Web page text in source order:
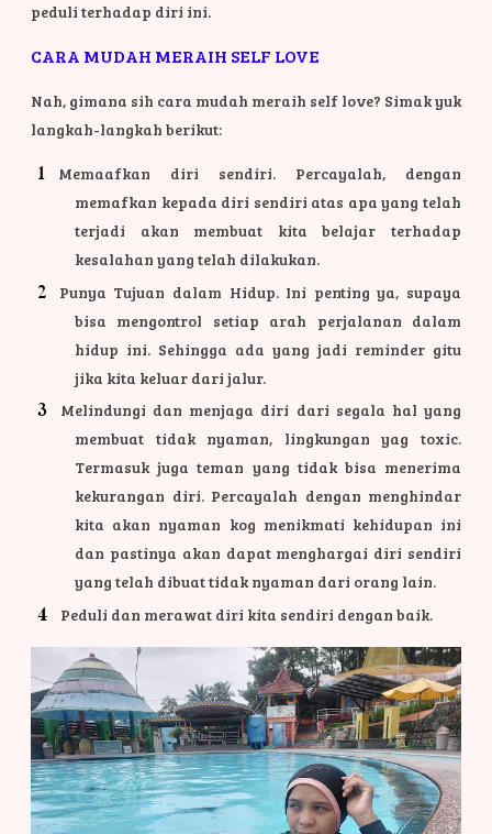
peduli terhadap diri ini.
CARA MUDAH MERAIH SELF LOVE
Nah, gimana sih cara mudah meraih self love? Simak yuk
langkah-langkah berikut:
Memaafkan diri sendiri. Percayalah, dengan
memafkan kepada diri sendiri atas apa yang telah
terjadi akan membuat kita belajar terhadap
kesalahan yang telah dilakukan.
Punya Tujuan dalam Hidup. Ini penting ya, supaya
bisa mengontrol setiap arah perjalanan dalam
hidup ini. Sehingga ada yang jadi reminder gitu
jika kita keluar dari jalur.
Melindungi dan menjaga diri dari segala hal yang
membuat tidak nyaman, lingkungan yag toxic.
Termasuk juga teman yang tidak bisa menerima
kekurangan diri. Percayalah dengan menghindar
kita akan nyaman kog menikmati kehidupan ini
dan pastinya akan dapat menghargai diri sendiri
yang telah dibuat tidak nyaman dari orang lain.
Peduli dan merawat diri kita sendiri dengan baik.